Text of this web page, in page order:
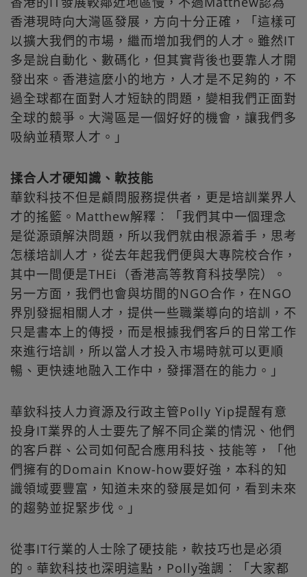
香港現時向大灣區發展，方向十分正確，「這樣可
以擴大我們的市場，繼而增加我們的人才。雖然IT
多是說自動化、數碼化，但其實背後也要靠人才開
發出來。香港這麼小的地方，人才是不足夠的，不
過全球都在面對人才短缺的問題，變相我們正面對
全球的競爭。大灣區是一個好好的機會，讓我們多
吸納並積聚人才。」
揉合人才硬知識、軟技能
華欽科技不但是顧問服務提供者，更是培訓業界人
才的搖籃。Matthew解釋︰「我們其中一個理念
是從源頭解決問題，所以我們就由根源着手，思考
怎樣培訓人才，從去年起我們便與大專院校合作，
其中一間便是THEi（香港高等教育科技學院）。
另一方面，我們也會與坊間的NGO合作，在NGO
界別發掘相關人才，提供一些職業導向的培訓，不
只是書本上的傳授，而是根據我們客戶的日常工作
來進行培訓，所以當人才投入市場時就可以更順
暢、更快速地融入工作中，發揮潛在的能力。」
華欽科技人力資源及行政主管Polly Yip提醒有意
投身IT業界的人士要先了解不同企業的情況、他們
的客戶群、公司如何配合應用科技、技能等，「他
們擁有的Domain Know-how要好強，本科的知
識領域要豐富，知道未來的發展是如何，看到未來
的趨勢並捉緊步伐。」
從事IT行業的人士除了硬技能，軟技巧也是必須
的。華欽科技也深明這點，Polly強調︰「大家都